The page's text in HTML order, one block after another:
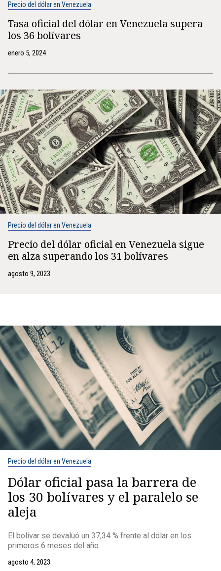
Precio del dólar en Venezuela
Tasa oficial del dólar en Venezuela supera
los 36 bolívares
enero 5, 2024
Precio del dólar en Venezuela
Precio del dólar oficial en Venezuela sigue
en alza superando los 31 bolívares
agosto 9, 2023
Precio del dólar en Venezuela
Dólar oficial pasa la barrera de
los 30 bolívares y el paralelo se
aleja
El bolívar se devaluó un 37,34 % frente al dólar en los
primeros 6 meses del año.
agosto 4, 2023